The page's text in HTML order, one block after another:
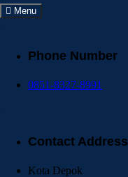
Menu
Phone Number
0851-8327-8991
Contact Address
Kota Depok